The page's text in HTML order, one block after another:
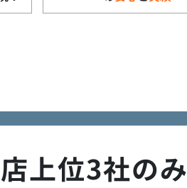
上位3社のみ